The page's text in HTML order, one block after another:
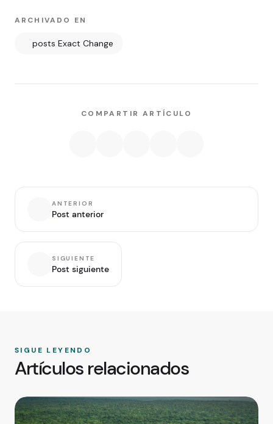
ARCHIVADO EN
posts Exact Change
COMPARTIR ARTÍCULO
ANTERIOR
Post anterior
SIGUIENTE
Post siguiente
SIGUE LEYENDO
Artículos relacionados